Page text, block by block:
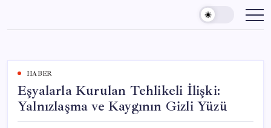
content
HABER
Eşyalarla Kurulan Tehlikeli İlişki:
Yalnızlaşma ve Kaygının Gizli Yüzü